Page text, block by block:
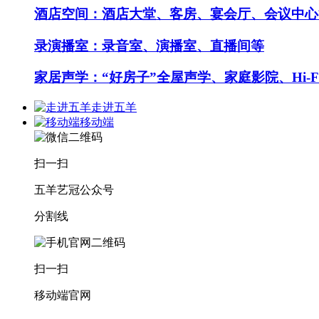
酒店空间：酒店大堂、客房、宴会厅、会议中
录演播室：录音室、演播室、直播间等
家居声学：“好房子”全屋声学、家庭影院、Hi-
走进五羊
移动端
扫一扫
五羊艺冠公众号
分割线
扫一扫
移动端官网